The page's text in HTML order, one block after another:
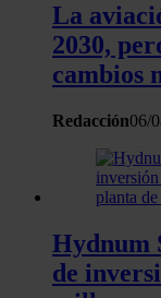
La
2030,
cambios
Redacción06/
Hydnum
de